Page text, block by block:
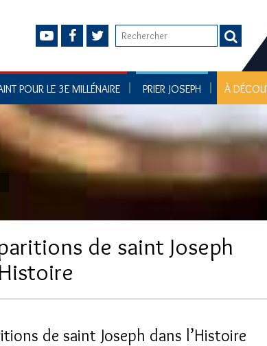
POUR LE 3E MILLÉNAIRE PRIER JOSEPH À
de saint Joseph
de saint Joseph dans l’Histoire